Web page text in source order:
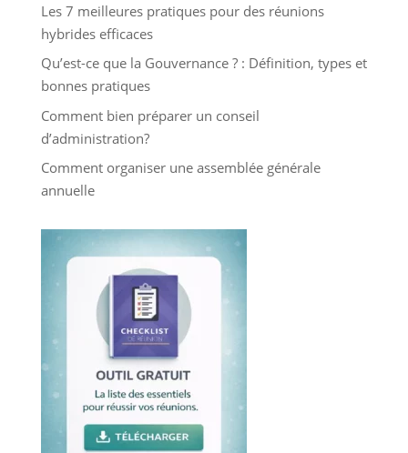
Les 7 meilleures pratiques pour des réunions
hybrides efficaces
Qu’est-ce que la Gouvernance ? : Définition, types et
bonnes pratiques
Comment bien préparer un conseil
d’administration?
Comment organiser une assemblée générale
annuelle